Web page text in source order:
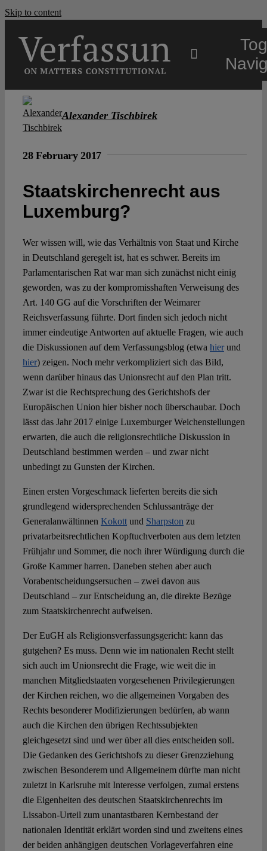
Skip to content
Open Access
Authors
Spotlight
Alexander Tischbirek
28 February 2017
Staatskirchenrecht aus
Luxemburg?
Wer wissen will, wie das Verhältnis von Staat und Kirche
in Deutschland geregelt ist, hat es schwer. Bereits im
Parlamentarischen Rat war man sich zunächst nicht einig
geworden, was zu der kompromisshaften Verweisung des
Art. 140 GG auf die Vorschriften der Weimarer
Reichsverfassung führte. Dort finden sich jedoch nicht
immer eindeutige Antworten auf aktuelle Fragen, wie auch
die Diskussionen auf dem Verfassungsblog (etwa hierund
hier) zeigen. Noch mehr verkompliziert sich das Bild,
wenn darüber hinaus das Unionsrecht auf den Plan tritt.
Zwar ist die Rechtsprechung des Gerichtshofs der
Europäischen Union hier bisher noch überschaubar. Doch
lässt das Jahr 2017 einige Luxemburger Weichenstellungen
erwarten, die auch die religionsrechtliche Diskussion in
Deutschland bestimmen werden – und zwar nicht
unbedingt zu Gunsten der Kirchen.
Einen ersten Vorgeschmack lieferten bereits die sich
grundlegend widersprechenden Schlussanträge der
Generalanwältinnen Kokottund Sharpston zu
privatarbeitsrechtlichen Kopftuchverboten aus dem letzten
Frühjahr und Sommer, die noch ihrer Würdigung durch die
Große Kammer harren. Daneben stehen aber auch
Vorabentscheidungsersuchen – zwei davon aus
Deutschland – zur Entscheidung an, die direkte Bezüge
zum Staatskirchenrecht aufweisen.
Der EuGH als Religionsverfassungsgericht: kann das
gutgehen? Es muss. Denn wie im nationalen Recht stellt
sich auch im Unionsrecht die Frage, wie weit die in
manchen Mitgliedstaaten vorgesehenen Privilegierungen
der Kirchen reichen, wo die allgemeinen Vorgaben des
Rechts besonderer Modifizierungen bedürfen, ab wann
auch die Kirchen den übrigen Rechtssubjekten
gleichgesetzt sind und wer über all dies entscheiden soll.
Die Gedanken des Gerichtshofs zu dieser Grenzziehung
zwischen Besonderem und Allgemeinem dürfte man nicht
zuletzt in Karlsruhe mit Interesse verfolgen, zumal erstens
die Eigenheiten des deutschen Staatskirchenrechts im
Lissabon-Urteil zum unantastbaren Kernbestand der
nationalen Identität erklärt worden sind und zweitens eines
der beiden anhängigen deutschen Vorlageverfahren eine